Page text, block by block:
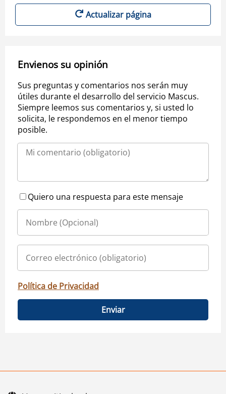
Actualizar página
Envienos su opinión
Sus preguntas y comentarios nos serán muy
útiles durante el desarrollo del servicio Mascus.
Siempre leemos sus comentarios y, si usted lo
solicita, le respondemos en el menor tiempo
posible.
Quiero una respuesta para este mensaje
Política de Privacidad
Enviar